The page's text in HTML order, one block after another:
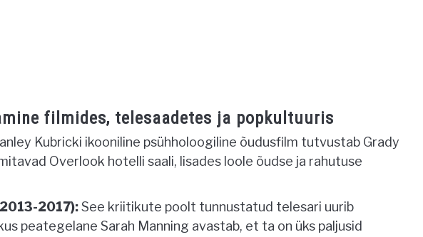
filmides, telesaadetes ja popkultuuris
Kubricki ikooniline psühholoogiline õudusfilm tutvustab Grady
Overlook hotelli saali, lisades loole õudse ja rahutuse
2017):See kriitikute poolt tunnustatud telesari uurib
peategelane Sarah Manning avastab, et ta on üks paljusid